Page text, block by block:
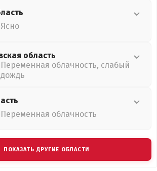
Ясно
область
Переменная облачность, слабый
дождь
Переменная облачность
ПОКАЗАТЬ ДРУГИЕ ОБЛАСТИ